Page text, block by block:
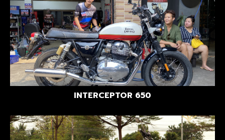
INTERCEPTOR 650